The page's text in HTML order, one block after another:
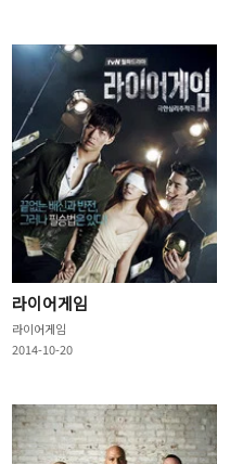
라이어게임
라이어게임
2014-10-20